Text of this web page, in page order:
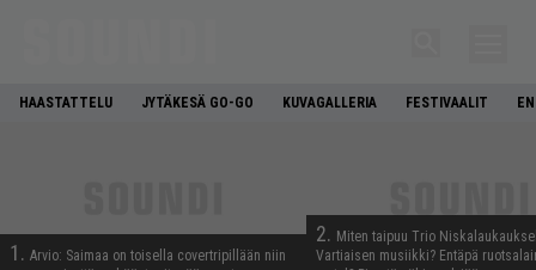
HAASTATTELU JYTÄKESÄ GO-GO KUVAGALLERIA FESTIVAALIT
1. Arvio: Saimaa on toisella covertripillään niin
2. Miten taipuu Trio
Vartiaisen musiikki? Entäpä